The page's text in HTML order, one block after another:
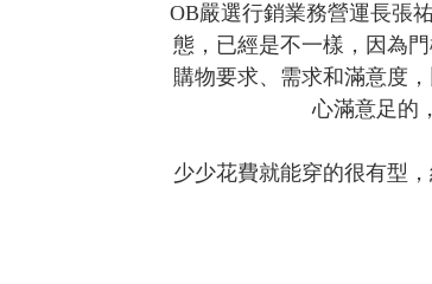
OB嚴選行銷業務營運長張
態，已經是不一樣，因為
購物要求、需求和滿意度
心滿意足的
少少花費就能穿的很有型